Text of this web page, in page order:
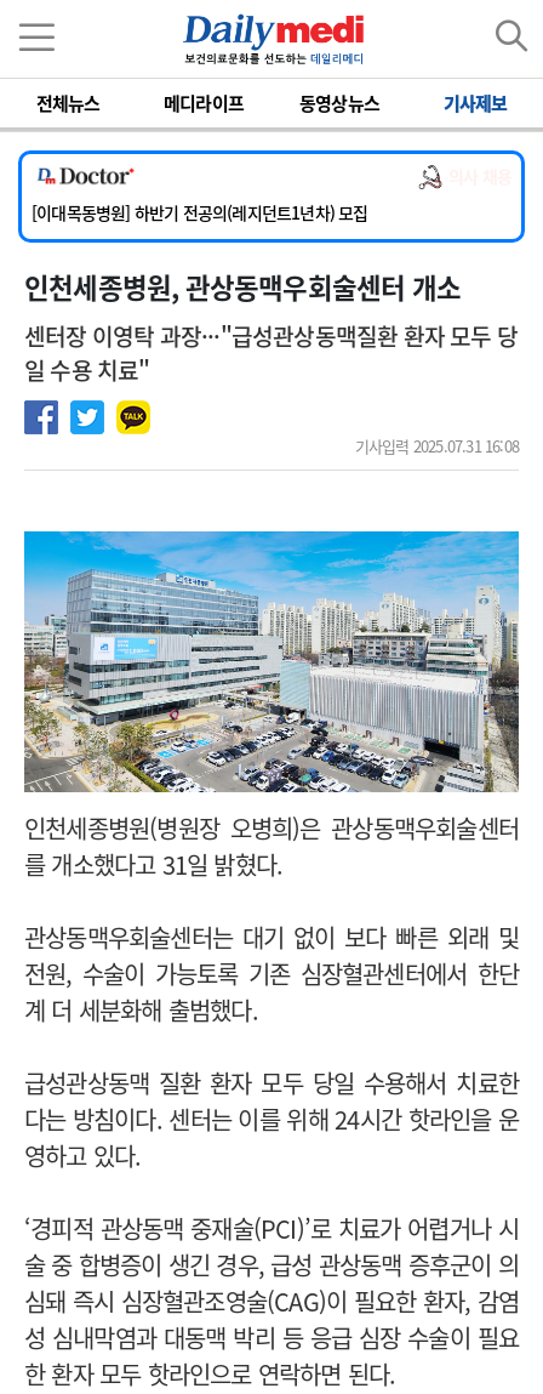
전체뉴스 메디라이프 동영상뉴스 기사제보
[서울아산병원] 2026년 하반기 인턴 모집
[영남대학교의료원] 마취통증의학과 임기제 임상의사 채용
[충남대학교병원] 소아청소년과(소아응급전담) 계약직 의사 공개채용
[동부병원] 계약직(응급의학과 전문의) 직원모집
[이대목동병원] 하반기 전공의(레지던트1년차) 모집
[서울아산병원] 2026년 하반기 인턴 모집
[영남대학교의료원] 마취통증의학과 임기제 임상의사 채용
인천세종병원, 관상동맥우회술센터 개소
센터장 이영탁 과장···"급성관상동맥질환 환자 모두 당
일 수용 치료"
기사입력 2025.07.31 16:08
인천세종병원(병원장 오병희)은 관상동맥우회술센터
를 개소했다고 31일 밝혔다.
관상동맥우회술센터는 대기 없이 보다 빠른 외래 및
전원, 수술이 가능토록 기존 심장혈관센터에서 한단
계 더 세분화해 출범했다.
급성관상동맥 질환 환자 모두 당일 수용해서 치료한
다는 방침이다. 센터는 이를 위해 24시간 핫라인을 운
영하고 있다.
‘경피적 관상동맥 중재술(PCI)’로 치료가 어렵거나 시
술 중 합병증이 생긴 경우, 급성 관상동맥 증후군이 의
심돼 즉시 심장혈관조영술(CAG)이 필요한 환자, 감염
성 심내막염과 대동맥 박리 등 응급 심장 수술이 필요
한 환자 모두 핫라인으로 연락하면 된다.